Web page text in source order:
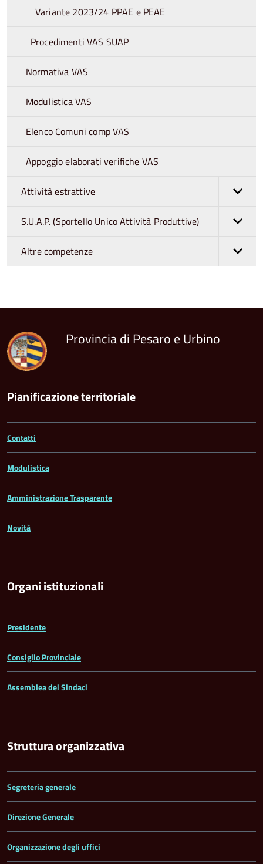
Variante 2023/24 PPAE e PEAE
Procedimenti VAS SUAP
Normativa VAS
Modulistica VAS
Elenco Comuni comp VAS
Appoggio elaborati verifiche VAS
Attività estrattive
S.U.A.P. (Sportello Unico Attività Produttive)
Altre competenze
del
Provincia di Pesaro e Urbino
Pianificazione territoriale
Contatti
Modulistica
Amministrazione Trasparente
Novità
Organi istituzionali
Presidente
Consiglio Provinciale
Assemblea dei Sindaci
Struttura organizzativa
Segreteria generale
Direzione Generale
Organizzazione degli uffici